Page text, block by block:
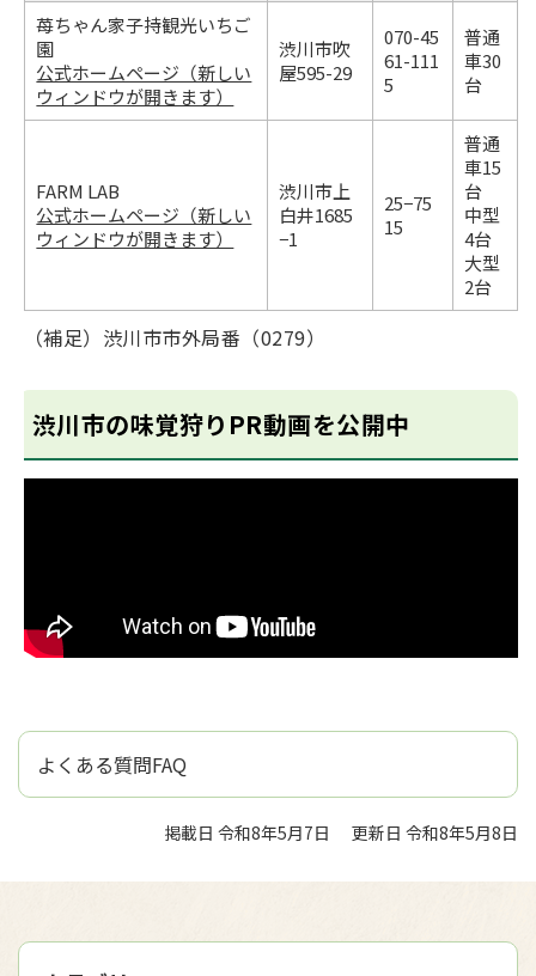
苺ちゃん家子持観光いちご
園
公式ホームページ（新しい
ウィンドウが開きます）
渋川市吹
屋595-29
070-45
61-111
5
普通
車30
台
FARM LAB
公式ホームページ（新しい
ウィンドウが開きます）
渋川市上
白井1685
−1
25−75
15
普通
車15
台
中型
4台
大型
2台
（補足）渋川市市外局番（0279）
渋川市の味覚狩りPR動画を公開中
よくある質問FAQ
掲載日 令和8年5月7日 更新日 令和8年5月8日